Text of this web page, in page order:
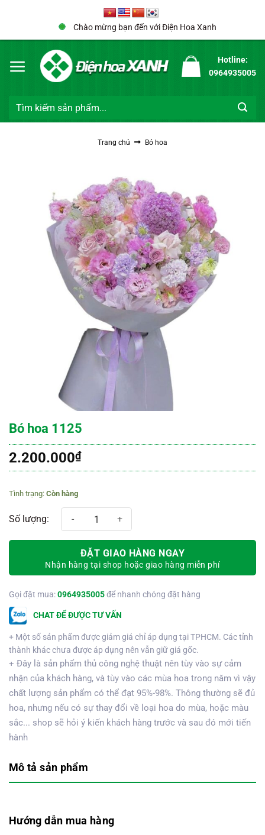
Chào mừng bạn đến với Điện Hoa Xanh
Hotline:
0964935005
Tìm
Trang chủ Bó hoa
Bó hoa 1125
2.200.000₫
Còn hàng
Bó hoa 1125 số lượng
ĐẶT GIAO HÀNG NGAY
Nhận hàng tại shop hoặc giao hàng miễn phí
Gọi đặt mua:0964935005để nhanh chóng đặt hàng
CHAT ĐỂ ĐƯỢC TƯ VẤN
+ Một số sản phẩm được giảm giá chỉ áp dụng tại TPHCM. Các tỉnh
thành khác chưa được áp dụng nên vẫn giữ giá gốc.
+ Đây là sản phẩm thủ công nghệ thuật nên tùy vào sự cảm
nhận của khách hàng, và tùy vào các mùa hoa trong năm vì vậy
chất lượng sản phẩm có thể đạt 95%-98%. Thông thường sẽ đủ
hoa, nhưng nếu có sự thay đổi về loại hoa do mùa, hoặc màu
sắc... shop sẽ hỏi ý kiến khách hàng trước và sau đó mới tiến
hành
Mô tả sản phẩm
Hướng dẫn mua hàng